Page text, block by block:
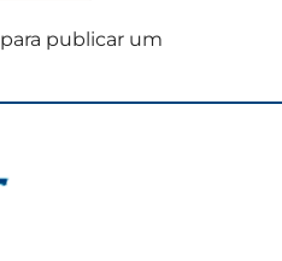
para publicar um